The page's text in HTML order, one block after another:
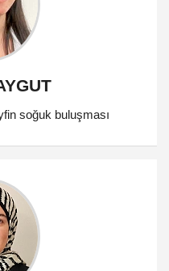
soğuk buluşması